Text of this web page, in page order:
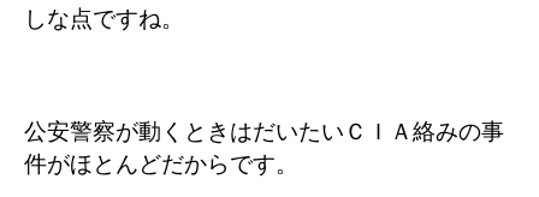
しな点ですね。
公安警察が動くときはだいたいＣＩＡ絡みの事
件がほとんどだからです。